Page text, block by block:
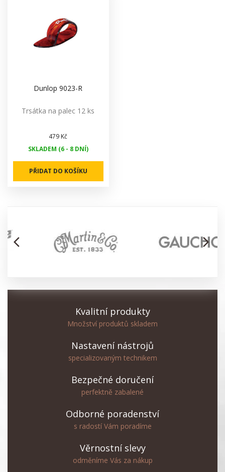
Dunlop 9023-R
Trsátka na palec 12 ks
479 Kč
SKLADEM (6 - 8 DNÍ)
PŘIDAT DO KOŠÍKU
arrow_back_ios arrow_forward_ios
Kvalitní produkty
Množství produktů skladem
Nastavení nástrojů
specializovaným technikem
Bezpečné doručení
perfektně zabalené
Odborné poradenství
s radostí Vám poradíme
Věrnostní slevy
odměníme Vás za nákup